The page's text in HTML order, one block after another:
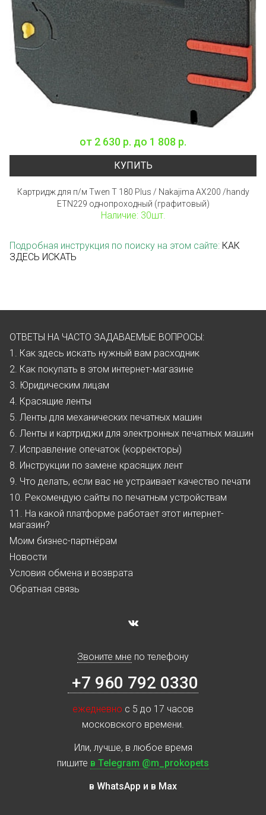
от 2 630 р. до 1 808 р.
КУПИТЬ
Картридж для п/м Twen T 180 Plus / Nakajima AX200 /handy
ETN229 однопроходный (графитовый)
Наличие: 30шт.
Подробная инструкция по поиску на этом сайте: КАК
ЗДЕСЬ ИСКАТЬ
ОТВЕТЫ НА ЧАСТО ЗАДАВАЕМЫЕ ВОПРОСЫ:
1. Как здесь искать нужный вам расходник
2. Как покупать в этом интернет-магазине
3. Юридическим лицам
4. Красящие ленты
5. Ленты для механических печатных машин
6. Ленты и картриджи для электронных печатных машин
7. Исправление опечаток (корректоры)
8. Инструкции по замене красящих лент
9. Что делать, если вас не устраивает качество печати
10. Рекомендую сайты по печатным устройствам
11. На какой платформе работает этот интернет-
магазин?
Моим бизнес-партнёрам
Новости
Условия обмена и возврата
Обратная связь
Звоните мне по телефону
+7 960 792 0330
ежедневно с 5 до 17 часов
московского времени.
Или, лучше, в любое время
пишите в Telegram @m_prokopets
в WhatsApp и в Max